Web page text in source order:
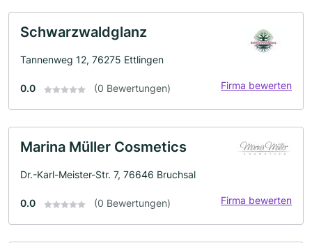
Schwarzwaldglanz
Tannenweg 12, 76275 Ettlingen
0.0 (0 Bewertungen) Firma bewerten
Marina Müller Cosmetics
Dr.-Karl-Meister-Str. 7, 76646 Bruchsal
0.0 (0 Bewertungen) Firma bewerten